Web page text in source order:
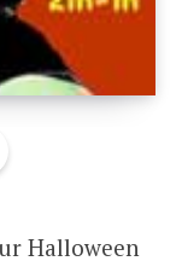
Halloween